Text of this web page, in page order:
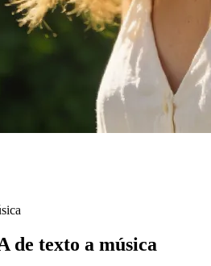
de texto a música